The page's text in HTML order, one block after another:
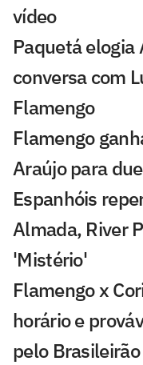
vídeo
Paquetá elogia
conversa com
Flamengo
Flamengo
Araújo para
Espanhóis
Almada, River
'Mistério'
Flamengo x
horário e
pelo